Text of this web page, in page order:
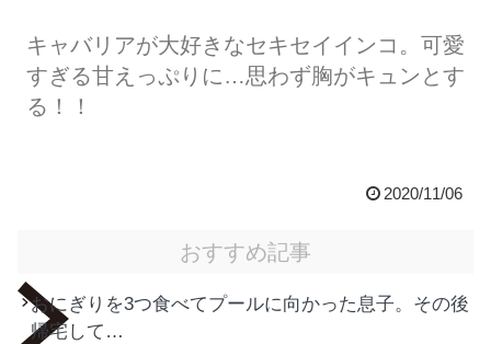
キャバリアが大好きなセキセイインコ。可愛
すぎる甘えっぷりに…思わず胸がキュンとす
る！！
2020/11/06
おすすめ記事
おにぎりを3つ食べてプールに向かった息子。その後
帰宅して…